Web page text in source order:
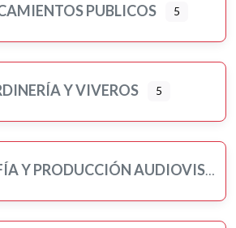
PUBLICOS 5
Y VIVEROS 5
Y PRODUCCIÓN AUDIOVISUAL